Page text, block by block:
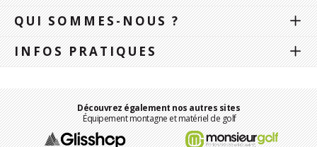
QUI SOMMES-NOUS ?
INFOS PRATIQUES
Découvrez également nos autres sites
Équipement montagne et matériel de golf